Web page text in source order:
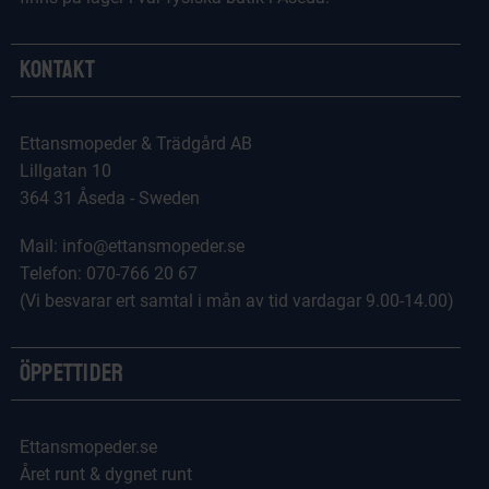
Kontakt
Ettansmopeder & Trädgård AB
Lillgatan 10
364 31 Åseda - Sweden
Mail: info@ettansmopeder.se
Telefon: 070-766 20 67
(Vi besvarar ert samtal i mån av tid vardagar 9.00-14.00)
Öppettider
Ettansmopeder.se
Året runt & dygnet runt